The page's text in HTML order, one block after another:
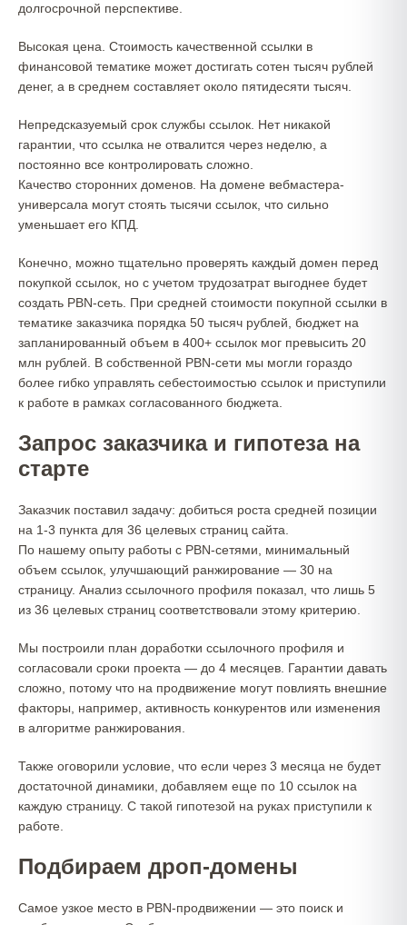
долгосрочной перспективе.
Высокая цена. Стоимость качественной ссылки в
финансовой тематике может достигать сотен тысяч рублей
денег, а в среднем составляет около пятидесяти тысяч.
Непредсказуемый срок службы ссылок. Нет никакой
гарантии, что ссылка не отвалится через неделю, а
постоянно все контролировать сложно.
Качество сторонних доменов. На домене вебмастера-
универсала могут стоять тысячи ссылок, что сильно
уменьшает его КПД.
Конечно, можно тщательно проверять каждый домен перед
покупкой ссылок, но с учетом трудозатрат выгоднее будет
создать PBN-сеть. При средней стоимости покупной ссылки в
тематике заказчика порядка 50 тысяч рублей, бюджет на
запланированный объем в 400+ ссылок мог превысить 20
млн рублей. В собственной PBN-сети мы могли гораздо
более гибко управлять себестоимостью ссылок и приступили
к работе в рамках согласованного бюджета.
Запрос заказчика и гипотеза на
старте
Заказчик поставил задачу: добиться роста средней позиции
на 1-3 пункта для 36 целевых страниц сайта.
По нашему опыту работы с PBN-сетями, минимальный
объем ссылок, улучшающий ранжирование — 30 на
страницу. Анализ ссылочного профиля показал, что лишь 5
из 36 целевых страниц соответствовали этому критерию.
Мы построили план доработки ссылочного профиля и
согласовали сроки проекта — до 4 месяцев. Гарантии давать
сложно, потому что на продвижение могут повлиять внешние
факторы, например, активность конкурентов или изменения
в алгоритме ранжирования.
Также оговорили условие, что если через 3 месяца не будет
достаточной динамики, добавляем еще по 10 ссылок на
каждую страницу. С такой гипотезой на руках приступили к
работе.
Подбираем дроп-домены
Самое узкое место в PBN-продвижении — это поиск и